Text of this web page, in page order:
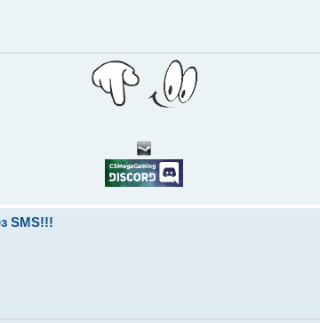
SMS!!!